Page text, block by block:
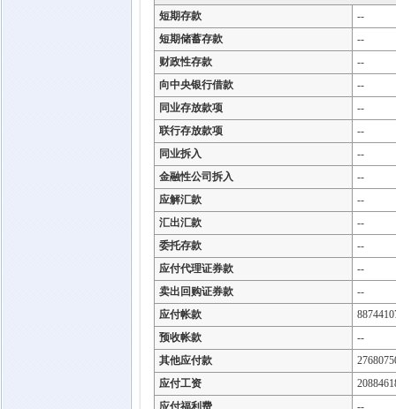
短期存款
--
短期储蓄存款
--
财政性存款
--
向中央银行借款
--
同业存放款项
--
联行存放款项
--
同业拆入
--
金融性公司拆入
--
应解汇款
--
汇出汇款
--
委托存款
--
应付代理证券款
--
卖出回购证券款
--
应付帐款
预收帐款
--
其他应付款
应付工资
应付福利费
--